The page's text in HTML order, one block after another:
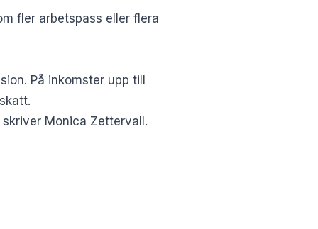
fler arbetspass eller flera
På inkomster upp till
Monica Zettervall.